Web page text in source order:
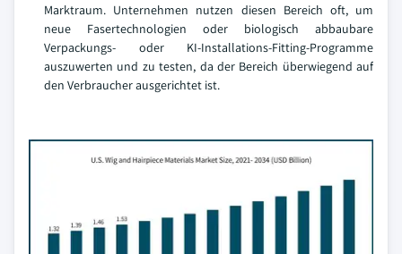
Marktraum. Unternehmen nutzen diesen Bereich oft, um
neue Fasertechnologien oder biologisch abbaubare
Verpackungs- oder KI-Installations-Fitting-Programme
auszuwerten und zu testen, da der Bereich überwiegend auf
den Verbraucher ausgerichtet ist.